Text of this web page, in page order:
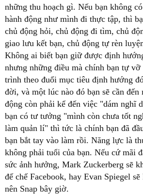
những thu hoạch gì. Nếu bạn không
hành động như mình đi thực tập, thì
chủ động hỏi, chủ động đi tìm, chủ
giao lưu kết bạn, chủ động tự rèn
Không ai biết bạn giữ được định
nhưng những điều mà chính bạn tự vỡ
trình theo đuổi mục tiêu định hướng
đời, và một lúc nào đó bạn sẽ cần đến
động còn phải kể đến việc "dám nghĩ
bạn có tư tưởng "mình còn chưa tốt
làm quản lí" thì tức là chính bạn đã
bạn bắt tay vào làm rồi. Năng lực là
không phải tuổi của bạn. Nếu cứ mãi
sức ảnh hưởng, Mark Zuckerberg sẽ
đế chế Facebook, hay Evan Spiegel
nên Snap bây giờ.